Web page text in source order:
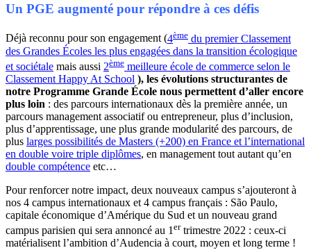
Un PGE augmenté pour répondre à ces défis
Déjà reconnu pour son engagement (4ème du premier Classement
des Grandes Écoles les plus engagées dans la transition écologique
et sociétale mais aussi 2ème meilleure école de commerce selon le
Classement Happy At School ), les évolutions structurantes de
notre Programme Grande École nous permettent d’aller encore
plus loin : des parcours internationaux dès la première année, un
parcours management associatif ou entrepreneur, plus d’inclusion,
plus d’apprentissage, une plus grande modularité des parcours, de
plus larges possibilités de Masters (+200) en France et l’international
en double voire triple diplômes, en management tout autant qu’en
double compétence etc…
Pour renforcer notre impact, deux nouveaux campus s’ajouteront à
nos 4 campus internationaux et 4 campus français : São Paulo,
capitale économique d’Amérique du Sud et un nouveau grand
campus parisien qui sera annoncé au 1 ertrimestre 2022 : ceux-ci
matérialisent l’ambition d’Audencia à court, moyen et long terme !